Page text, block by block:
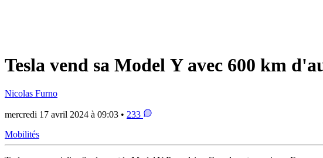
Tesla vend sa Model Y avec 600 km
Nicolas Furno
mercredi 17 avril 2024 à 09:03 • 233
Mobilités